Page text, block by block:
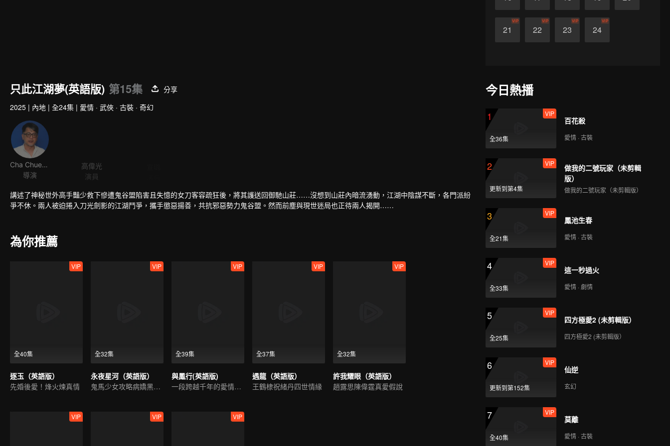
21
VIP
22
VIP
23
VIP
24
VIP
只此江湖夢(英語版) 第15集
分享
2025 | 內地 | 全24集 | 愛情 · 武俠 · 古裝 · 奇幻
導演
高偉光
演員
講述了神秘世外高手豔少救下慘遭鬼谷盟陷害且失憶的女刀客容疏狂後，將其護送回御馳山莊……沒想到山莊內暗流湧動，江湖中陰謀不斷，各門派紛
爭不休。兩人被迫捲入刀光劍影的江湖鬥爭，攜手懲惡揚善，共抗邪惡勢力鬼谷盟。然而前塵與現世迷局也正待兩人揭開……
為你推薦
全40集
VIP
逐玉（英語版）
先婚後愛！烽火煉真情
全32集
VIP
永夜星河（英語版）
鬼馬少女攻略病嬌黑蓮花
全39集
VIP
與鳳行(英語版)
一段跨越千年的愛情故事
全37集
VIP
遇龍（英語版）
王鶴棣祝緒丹四世情緣
全32集
VIP
許我耀眼（英語版）
趙露思陳偉霆真愛假說
VIP VIP VIP
今日熱播
1
全36集
VIP
百花殺
愛情 · 古裝
2
更新到第4集
VIP
做我的二號玩家（未剪輯
版）
做我的二號玩家（未剪輯版）
3
全21集
VIP
鳳池生春
愛情 · 古裝
4
全33集
VIP
這一秒過火
愛情 · 劇情
5
全25集
VIP
四方極愛2 (未剪輯版）
四方極愛2 (未剪輯版）
6
更新到第152集
VIP
仙逆
玄幻
7
全40集
VIP
莫離
愛情 · 古裝